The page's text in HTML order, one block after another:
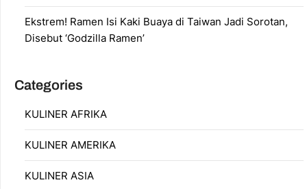
Ekstrem! Ramen Isi Kaki Buaya di Taiwan Jadi Sorotan,
Disebut ‘Godzilla Ramen’
Categories
KULINER AFRIKA
KULINER AMERIKA
KULINER ASIA